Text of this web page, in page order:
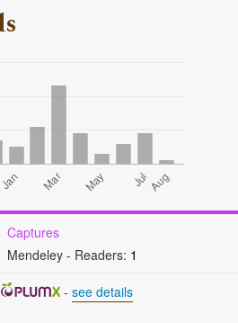
Captures
Mendeley - Readers: 1
- see details